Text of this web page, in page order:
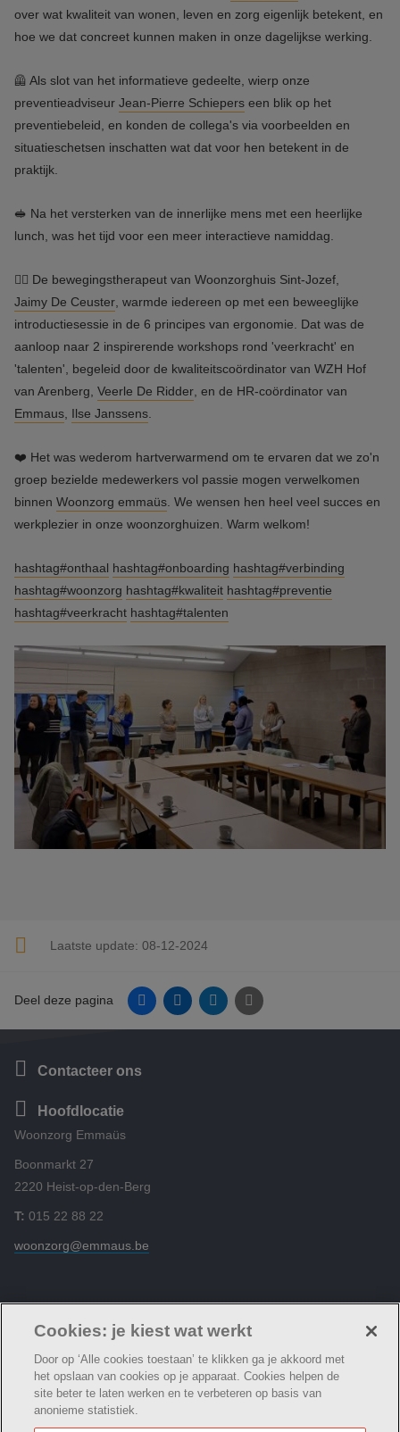
over wat kwaliteit van wonen, leven en zorg eigenlijk betekent, en
hoe we dat concreet kunnen maken in onze dagelijkse werking.
🦺 Als slot van het informatieve gedeelte, wierp onze
preventieadviseur Jean-Pierre Schiepers een blik op het
preventiebeleid, en konden de collega's via voorbeelden en
situatieschetsen inschatten wat dat voor hen betekent in de
praktijk.
🥪 Na het versterken van de innerlijke mens met een heerlijke
lunch, was het tijd voor een meer interactieve namiddag.
🏃‍♀️ De bewegingstherapeut van Woonzorghuis Sint-Jozef,
Jaimy De Ceuster , warmde iedereen op met een beweeglijke
introductiesessie in de 6 principes van ergonomie. Dat was de
aanloop naar 2 inspirerende workshops rond 'veerkracht' en
'talenten', begeleid door de kwaliteitscoördinator van WZH Hof
van Arenberg, Veerle De Ridder , en de HR-coördinator van
Emmaus Ilse Janssens
❤️ Het was wederom hartverwarmend om te ervaren dat we zo'n
groep bezielde medewerkers vol passie mogen verwelkomen
binnen Woonzorg emmaüs . We wensen hen heel veel succes en
werkplezier in onze woonzorghuizen. Warm welkom!
hashtag#onthaal hashtag#onboarding hashtag#verbinding
hashtag#woonzorg hashtag#kwaliteit hashtag#preventie
hashtag#veerkracht hashtag#talenten
Laatste update: 08-12-2024
Deel deze pagina FacebookLinkedinTwitter E-mail
Contacteer ons
Hoofdlocatie
Woonzorg Emmaüs
Boonmarkt 27
2220 Heist-op-den-Berg
T: 015 22 88 22
woonzorg@emmaus.be
© Woonzorg Emmaüs
Cookies: je kiest wat werkt
Door op ‘Alle cookies toestaan’ te klikken ga je akkoord met
het opslaan van cookies op je apparaat. Cookies helpen de
site beter te laten werken en te verbeteren op basis van
anonieme statistiek.